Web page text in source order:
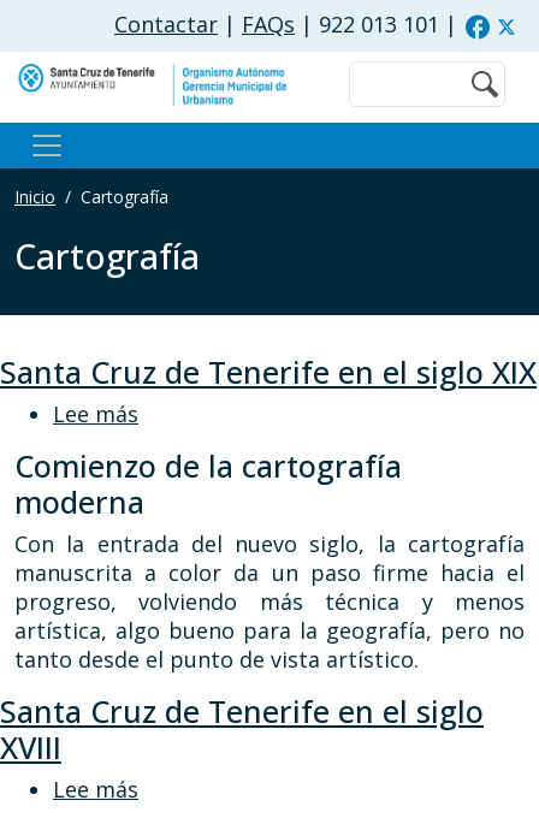
Pasar al contenido principal
Contactar | FAQs | 922 013 101 |
Buscar
Inicio Cartografía
Cartografía
Santa Cruz de Tenerife en el siglo XIX
Lee más
Comienzo de la cartografía
moderna
Con la entrada del nuevo siglo, la cartografía
manuscrita a color da un paso firme hacia el
progreso, volviendo más técnica y menos
artística, algo bueno para la geografía, pero no
tanto desde el punto de vista artístico.
Santa Cruz de Tenerife en el siglo
XVIII
Lee más